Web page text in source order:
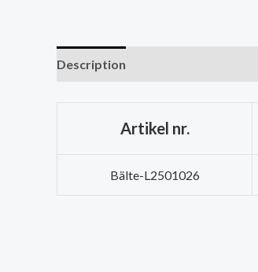
Description
Artikel nr.
Bälte-L2501026